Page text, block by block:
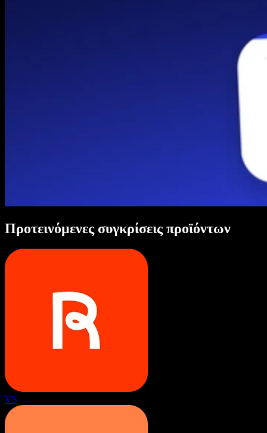
Προτεινόμενες συγκρίσεις προϊόντων
VS